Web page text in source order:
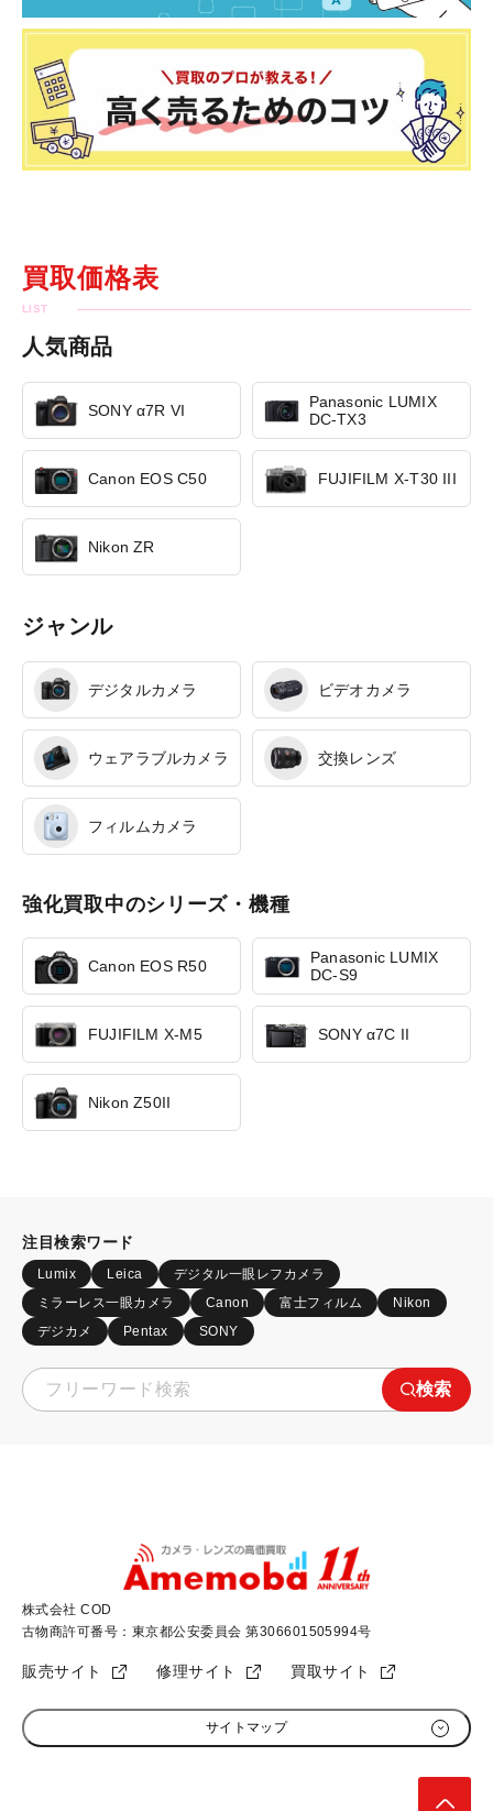
買取価格表
人気商品
SONY α7R VI
Panasonic LUMIX
DC-TX3
Canon EOS C50 FUJIFILM X-T30 III
Nikon ZR
ジャンル
デジタルカメラ ビデオカメラ
ウェアラブルカメラ 交換レンズ
フィルムカメラ
強化買取中のシリーズ・機種
Canon EOS R50
Panasonic LUMIX
DC-S9
FUJIFILM X-M5 SONY α7C II
Nikon Z50II
注目検索ワード
Lumix Leica
デジタル一眼レフカメラ
ミラーレス一眼カメラ
Canon 富士フィルム
Nikon
デジカメ
Pentax SONY
検索
株式会社 COD
古物商許可番号：東京都公安委員会 第306601505994号
販売サイト 修理サイト 買取サイト
サイトマップ